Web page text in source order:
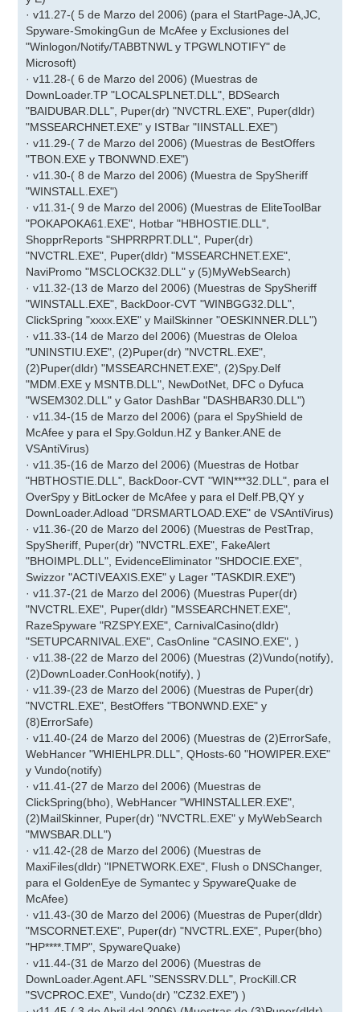
· v11.27-( 5 de Marzo del 2006) (para el StartPage-JA,JC,
Spyware-SmokingGun de McAfee y Exclusiones del
"Winlogon/Notify/TABBTNWL y TPGWLNOTIFY" de
Microsoft)
· v11.28-( 6 de Marzo del 2006) (Muestras de
DownLoader.TP "LOCALSPLNET.DLL", BDSearch
"BAIDUBAR.DLL", Puper(dr) "NVCTRL.EXE", Puper(dldr)
"MSSEARCHNET.EXE" y ISTBar "IINSTALL.EXE")
· v11.29-( 7 de Marzo del 2006) (Muestras de BestOffers
"TBON.EXE y TBONWND.EXE")
· v11.30-( 8 de Marzo del 2006) (Muestra de SpySheriff
"WINSTALL.EXE")
· v11.31-( 9 de Marzo del 2006) (Muestras de EliteToolBar
"POKAPOKA61.EXE", Hotbar "HBHOSTIE.DLL",
ShopprReports "SHPRRPRT.DLL", Puper(dr)
"NVCTRL.EXE", Puper(dldr) "MSSEARCHNET.EXE",
NaviPromo "MSCLOCK32.DLL" y (5)MyWebSearch)
· v11.32-(13 de Marzo del 2006) (Muestras de SpySheriff
"WINSTALL.EXE", BackDoor-CVT "WINBGG32.DLL",
ClickSpring "xxxx.EXE" y MailSkinner "OESKINNER.DLL")
· v11.33-(14 de Marzo del 2006) (Muestras de Oleloa
"UNINSTIU.EXE", (2)Puper(dr) "NVCTRL.EXE",
(2)Puper(dldr) "MSSEARCHNET.EXE", (2)Spy.Delf
"MDM.EXE y MSNTB.DLL", NewDotNet, DFC o Dyfuca
"WSEM302.DLL" y Gator DashBar "DASHBAR30.DLL")
· v11.34-(15 de Marzo del 2006) (para el SpyShield de
McAfee y para el Spy.Goldun.HZ y Banker.ANE de
VSAntiVirus)
· v11.35-(16 de Marzo del 2006) (Muestras de Hotbar
"HBTHOSTIE.DLL", BackDoor-CVT "WIN***32.DLL", para el
OverSpy y BitLocker de McAfee y para el Delf.PB,QY y
DownLoader.Adload "DRSMARTLOAD.EXE" de VSAntiVirus)
· v11.36-(20 de Marzo del 2006) (Muestras de PestTrap,
SpySheriff, Puper(dr) "NVCTRL.EXE", FakeAlert
"BHOIMPL.DLL", EvidenceEliminator "SHDOCIE.EXE",
Swizzor "ACTIVEAXIS.EXE" y Lager "TASKDIR.EXE")
· v11.37-(21 de Marzo del 2006) (Muestras Puper(dr)
"NVCTRL.EXE", Puper(dldr) "MSSEARCHNET.EXE",
RazeSpyware "RZSPY.EXE", CarnivalCasino(dldr)
"SETUPCARNIVAL.EXE", CasOnline "CASINO.EXE", )
· v11.38-(22 de Marzo del 2006) (Muestras (2)Vundo(notify),
(2)DownLoader.ConHook(notify), )
· v11.39-(23 de Marzo del 2006) (Muestras de Puper(dr)
"NVCTRL.EXE", BestOffers "TBONWND.EXE" y
(8)ErrorSafe)
· v11.40-(24 de Marzo del 2006) (Muestras de (2)ErrorSafe,
WebHancer "WHIEHLPR.DLL", QHosts-60 "HOWIPER.EXE"
y Vundo(notify)
· v11.41-(27 de Marzo del 2006) (Muestras de
ClickSpring(bho), WebHancer "WHINSTALLER.EXE",
(2)MailSkinner, Puper(dr) "NVCTRL.EXE" y MyWebSearch
"MWSBAR.DLL")
· v11.42-(28 de Marzo del 2006) (Muestras de
MaxiFiles(dldr) "IPNETWORK.EXE", Flush o DNSChanger,
para el GoldenEye de Symantec y SpywareQuake de
McAfee)
· v11.43-(30 de Marzo del 2006) (Muestras de Puper(dldr)
"MSCORNET.EXE", Puper(dr) "NVCTRL.EXE", Puper(bho)
"HP****.TMP", SpywareQuake)
· v11.44-(31 de Marzo del 2006) (Muestras de
DownLoader.Agent.AFL "SENSSRV.DLL", ProcKill.CR
"SVCPROC.EXE", Vundo(dr) "CZ32.EXE") )